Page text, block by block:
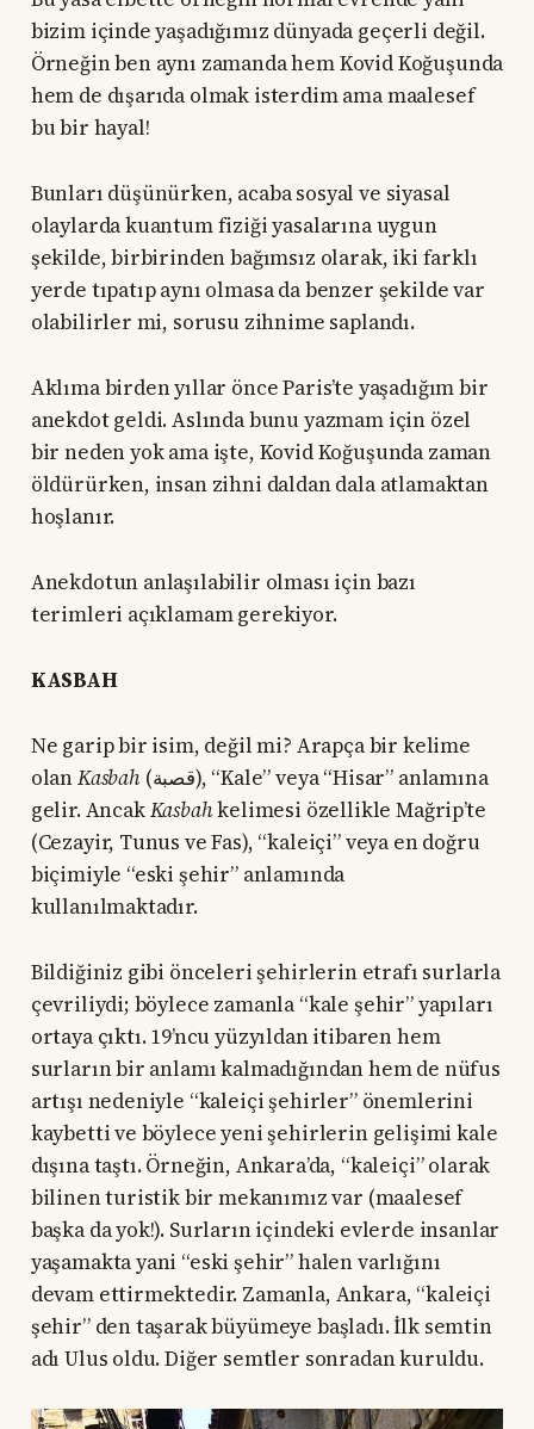
bizim içinde yaşadığımız dünyada geçerli değil.
Örneğin ben aynı zamanda hem Kovid Koğuşunda
hem de dışarıda olmak isterdim ama maalesef
bu bir hayal!
Bunları düşünürken, acaba sosyal ve siyasal
olaylarda kuantum fiziği yasalarına uygun
şekilde, birbirinden bağımsız olarak, iki farklı
yerde tıpatıp aynı olmasa da benzer şekilde var
olabilirler mi, sorusu zihnime saplandı.
Aklıma birden yıllar önce Paris’te yaşadığım bir
anekdot geldi. Aslında bunu yazmam için özel
bir neden yok ama işte, Kovid Koğuşunda zaman
öldürürken, insan zihni daldan dala atlamaktan
hoşlanır.
Anekdotun anlaşılabilir olması için bazı
terimleri açıklamam gerekiyor.
KASBAH
Ne garip bir isim, değil mi? Arapça bir kelime
olanKasbah (قصبة), “Kale” veya “Hisar” anlamına
gelir. AncakKasbahkelimesi özellikle Mağrip’te
(Cezayir, Tunus ve Fas), “kaleiçi” veya en doğru
biçimiyle “eski şehir” anlamında
kullanılmaktadır.
Bildiğiniz gibi önceleri şehirlerin etrafı surlarla
çevriliydi; böylece zamanla “kale şehir” yapıları
ortaya çıktı. 19’ncu yüzyıldan itibaren hem
surların bir anlamı kalmadığından hem de nüfus
artışı nedeniyle “kaleiçi şehirler” önemlerini
kaybetti ve böylece yeni şehirlerin gelişimi kale
dışına taştı. Örneğin, Ankara’da, “kaleiçi” olarak
bilinen turistik bir mekanımız var (maalesef
başka da yok!). Surların içindeki evlerde insanlar
yaşamakta yani “eski şehir” halen varlığını
devam ettirmektedir. Zamanla, Ankara, “kaleiçi
şehir” den taşarak büyümeye başladı. İlk semtin
adı Ulus oldu. Diğer semtler sonradan kuruldu.